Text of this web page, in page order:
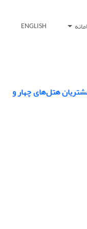
ENGLISH
هتل‌های چهار و